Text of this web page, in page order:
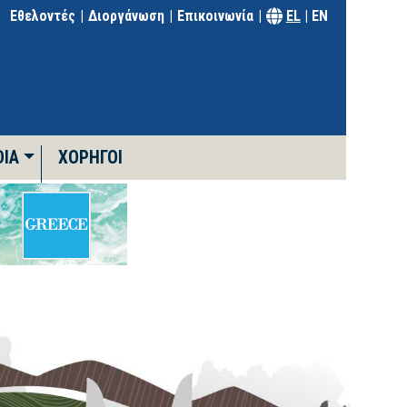
Εθελοντές Διοργάνωση Επικοινωνία EL| EN
ΧΟΡΗΓΟΊ